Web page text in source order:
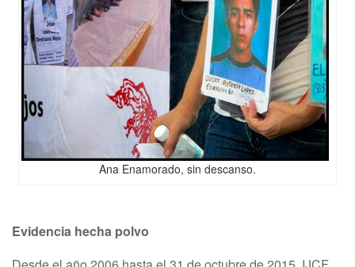
Ana Enamorado, sin descanso.
Evidencia hecha polvo